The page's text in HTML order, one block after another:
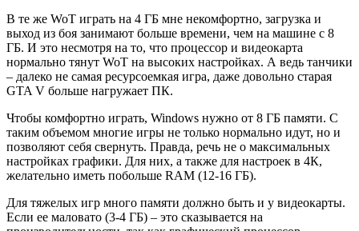
В те же WoT играть на 4 ГБ мне некомфортно, загрузка и
выход из боя занимают больше времени, чем на машине с 8
ГБ. И это несмотря на то, что процессор и видеокарта
нормально тянут WoT на высоких настройках. А ведь танчики
– далеко не самая ресурсоемкая игра, даже довольно старая
GTA V больше нагружает ПК.
Чтобы комфортно играть, Windows нужно от 8 ГБ памяти. С
таким объемом многие игры не только нормально идут, но и
позволяют себя свернуть. Правда, речь не о максимальных
настройках графики. Для них, а также для настроек в 4К,
желательно иметь побольше RAM (12-16 ГБ).
Для тяжелых игр много памяти должно быть и у видеокарты.
Если ее маловато (3-4 ГБ) – это сказывается на